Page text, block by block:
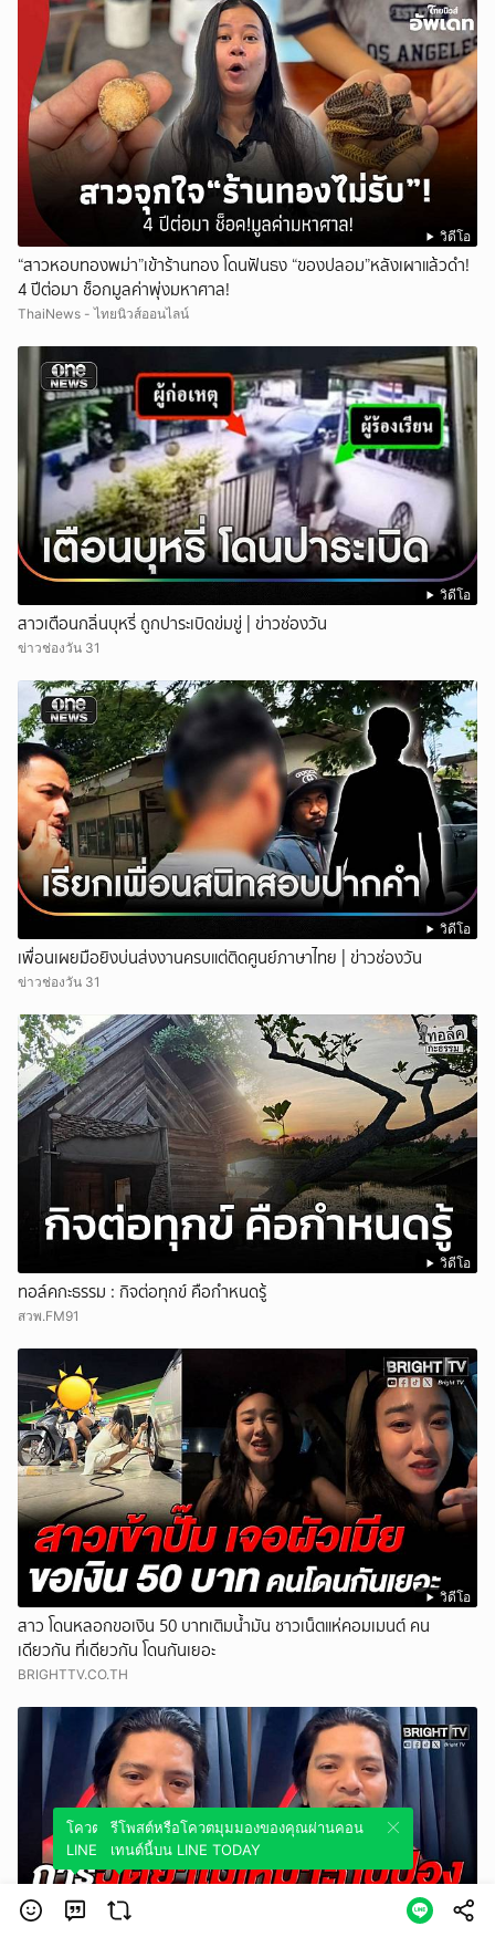
วิดีโอ
“สาวหอบทองพม่า”เข้าร้านทอง โดนฟันธง “ของปลอม”หลังเผาแล้วดำ!
4 ปีต่อมา ช็อกมูลค่าพุ่งมหาศาล!
ThaiNews - ไทยนิวส์ออนไลน์
วิดีโอ
สาวเตือนกลิ่นบุหรี่ ถูกปาระเบิดข่มขู่ | ข่าวช่องวัน
ข่าวช่องวัน 31
วิดีโอ
เพื่อนเผยมือยิงบ่นส่งงานครบแต่ติดศูนย์ภาษาไทย | ข่าวช่องวัน
ข่าวช่องวัน 31
วิดีโอ
ทอล์คกะธรรม : กิจต่อทุกข์ คือกำหนดรู้
สวพ.FM91
วิดีโอ
สาว โดนหลอกขอเงิน 50 บาทเติมน้ำมัน ชาวเน็ตแห่คอมเมนต์ คน
เดียวกัน ที่เดียวกัน โดนกันเยอะ
BRIGHTTV.CO.TH
โควตมุมมองของคุณผ่านคอนเทนต์นี้บน
LINE TODAY
รีโพสต์หรือโควตมุมมองของคุณผ่านคอน
เทนต์นี้บน LINE TODAY